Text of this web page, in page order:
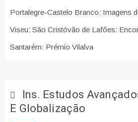
Portalegre-Castelo Branco: Imagens
Viseu: São Cristóvão de Lafões:
Santarém: Prémio Vilalva
Ins. Estudos
E Globalização